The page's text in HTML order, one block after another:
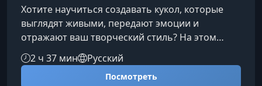
Хотите научиться создавать кукол, которые
выглядят живыми, передают эмоции и
отражают ваш творческий стиль? На этом
курсе вы освоите все этапы авторского
кукольного мастерства — от первых эскизов и
подбора материалов до финальной росписи и
2 ч 37 мин Русский
Посмотреть